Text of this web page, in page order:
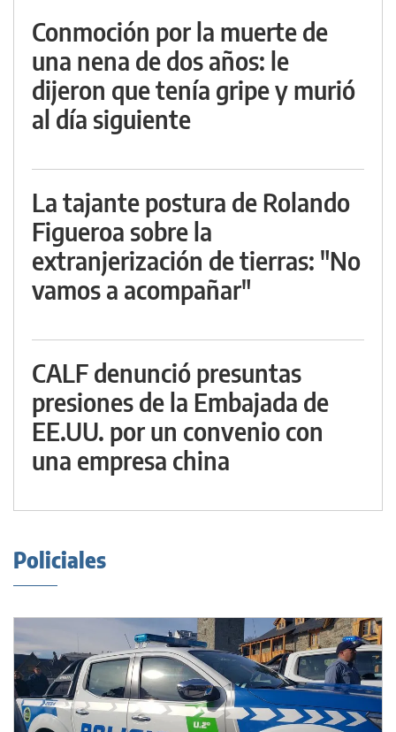
Conmoción por la muerte de
una nena de dos años: le
dijeron que tenía gripe y murió
al día siguiente
La tajante postura de Rolando
Figueroa sobre la
extranjerización de tierras: "No
vamos a acompañar"
CALF denunció presuntas
presiones de la Embajada de
EE.UU. por un convenio con
una empresa china
Policiales